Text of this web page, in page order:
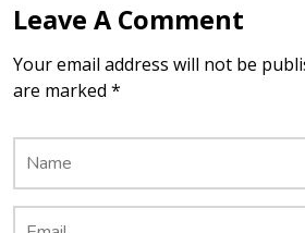
Leave A Comment
Your email address will not be
are marked *